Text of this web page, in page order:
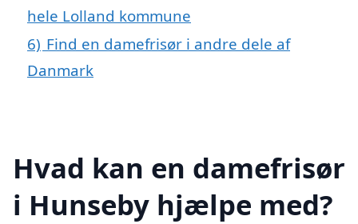
hele Lolland kommune
6) Find en damefrisør i andre dele af
Danmark
Hvad kan en damefrisør
i Hunseby hjælpe med?